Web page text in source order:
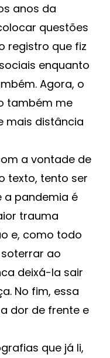
anos da
questões
registro que fiz
enquanto
Agora, o
também me
mais distância
a vontade de
texto, tento ser
a pandemia é
trauma
e, como todo
ao
deixá-la sair
No fim, essa
dor de frente e
que já li,